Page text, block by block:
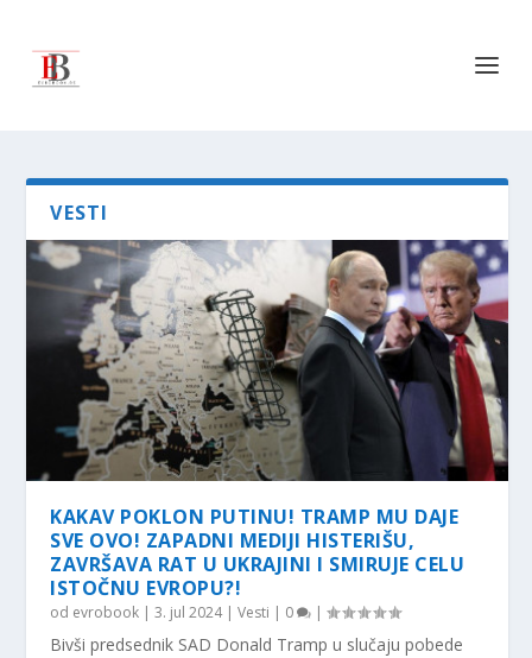
VESTI
KAKAV POKLON PUTINU! TRAMP MU DAJE
SVE OVO! ZAPADNI MEDIJI HISTERIŠU,
ZAVRŠAVA RAT U UKRAJINI I SMIRUJE CELU
ISTOČNU EVROPU?!
od evrobook |3. jul 2024|Vesti | 0 |
Bivši predsednik SAD Donald Tramp u slučaju pobede